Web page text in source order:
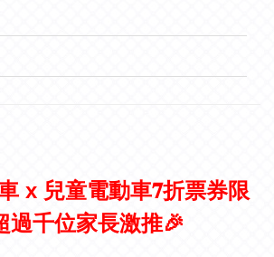
x 兒童電動車𝟕折票券限
千位家長激推🎉